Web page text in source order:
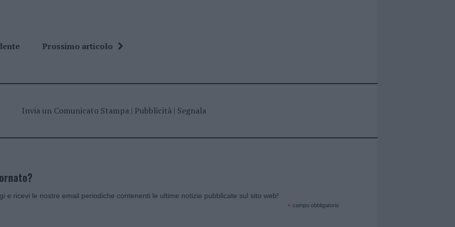
Prossimo articolo
Invia un Comunicato Stampa| Pubblicità| Segnala
e ricevi le nostre email periodiche contenenti le ultime notizie pubblicate sul sito web!
* campo obbligatorio